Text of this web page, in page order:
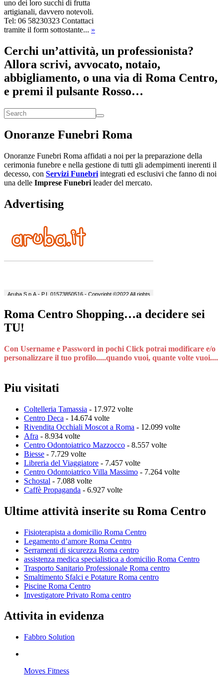
uno dei loro succhi di frutta
artigianali, davvero notevoli.
Tel: 06 58230323 Contattaci
tramite il form sottostante... »
Cerchi un’attività, un professionista?
Allora scrivi, avvocato, notaio,
abbigliamento, o una via di Roma Centro,
e premi il pulsante Rosso…
Onoranze Funebri Roma
Onoranze Funebri Roma affidati a noi per la preparazione della
cerimonia funebre e nella gestione di tutti gli adempimenti inerenti il
decesso, con Servizi Funebri integrati ed esclusivi che fanno di noi
una delle Imprese Funebri leader del mercato.
Advertising
Roma Centro Shopping…a decidere sei
TU!
Con Username e Password in pochi Click potrai modificare e/o
personalizzare il tuo profilo.....quando vuoi, quante volte vuoi....
Piu visitati
Coltelleria Tamassia - 17.972 volte
Centro Deca - 14.674 volte
Rivendita Occhiali Moscot a Roma - 12.099 volte
Afra - 8.934 volte
Centro Odontoiatrico Mazzocco - 8.557 volte
Biesse - 7.729 volte
Libreria del Viaggiatore - 7.457 volte
Centro Odontoiatrico Villa Massimo - 7.264 volte
Schostal - 7.088 volte
Caffè Propaganda - 6.927 volte
Ultime attività inserite su Roma Centro
Fisioterapista a domicilio Roma Centro
Legamento d’amore Roma Centro
Serramenti di sicurezza Roma centro
assistenza medica specialistica a domicilio Roma Centro
Trasporto Sanitario Professionale Roma centro
Smaltimento Sfalci e Potature Roma centro
Piscine Roma Centro
Investigatore Privato Roma centro
Attivita in evidenza
Fabbro Solution
Moves Fitness